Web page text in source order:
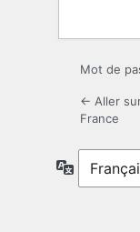
Mot de
← Aller
France
Langue